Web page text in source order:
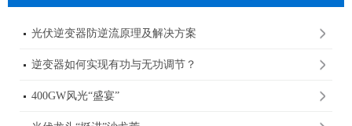
光伏逆变器防逆流原理及解决方案
逆变器如何实现有功与无功调节？
400GW风光“盛宴”